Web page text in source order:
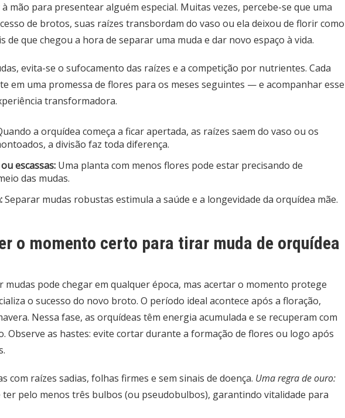
mão para presentear alguém especial. Muitas vezes, percebe-se que uma
de brotos, suas raízes transbordam do vaso ou ela deixou de florir como
de que chegou a hora de separar uma muda e dar novo espaço à vida.
evita-se o sufocamento das raízes e a competição por nutrientes. Cada
em uma promessa de flores para os meses seguintes — e acompanhar esse
transformadora.
a orquídea começa a ficar apertada, as raízes saem do vaso ou os
a divisão faz toda diferença.
escassas: Uma planta com menos flores pode estar precisando de
das mudas.
Separar mudas robustas estimula a saúde e a longevidade da orquídea mãe.
o momento certo para tirar muda de orquídea
mudas pode chegar em qualquer época, mas acertar o momento protege
o sucesso do novo broto. O período ideal acontece após a floração,
Nessa fase, as orquídeas têm energia acumulada e se recuperam com
Observe as hastes: evite cortar durante a formação de flores ou logo após
com raízes sadias, folhas firmes e sem sinais de doença. Uma regra de ouro:
ter pelo menos três bulbos (ou pseudobulbos), garantindo vitalidade para